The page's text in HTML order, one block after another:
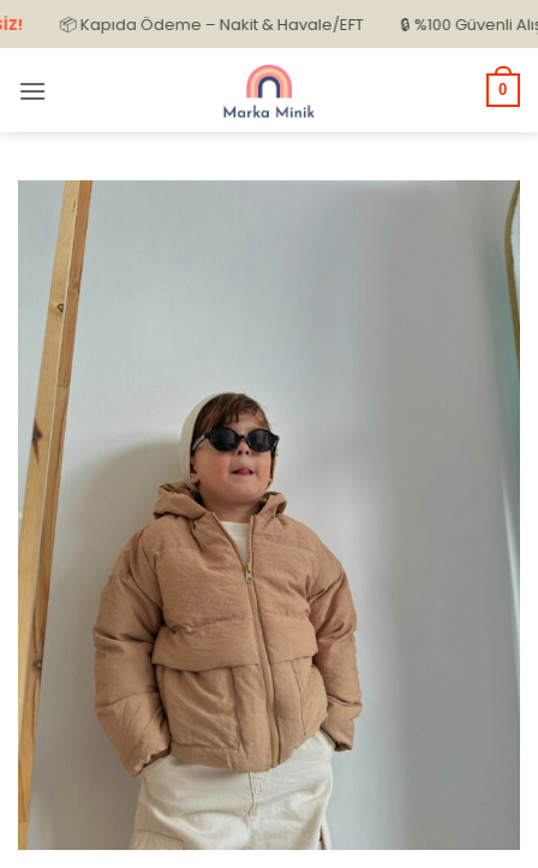
İçeriğe
atla
📦 Kapıda Ödeme – Nakit & Havale/EFT 🔒 %100 Güvenli Alışveriş
0